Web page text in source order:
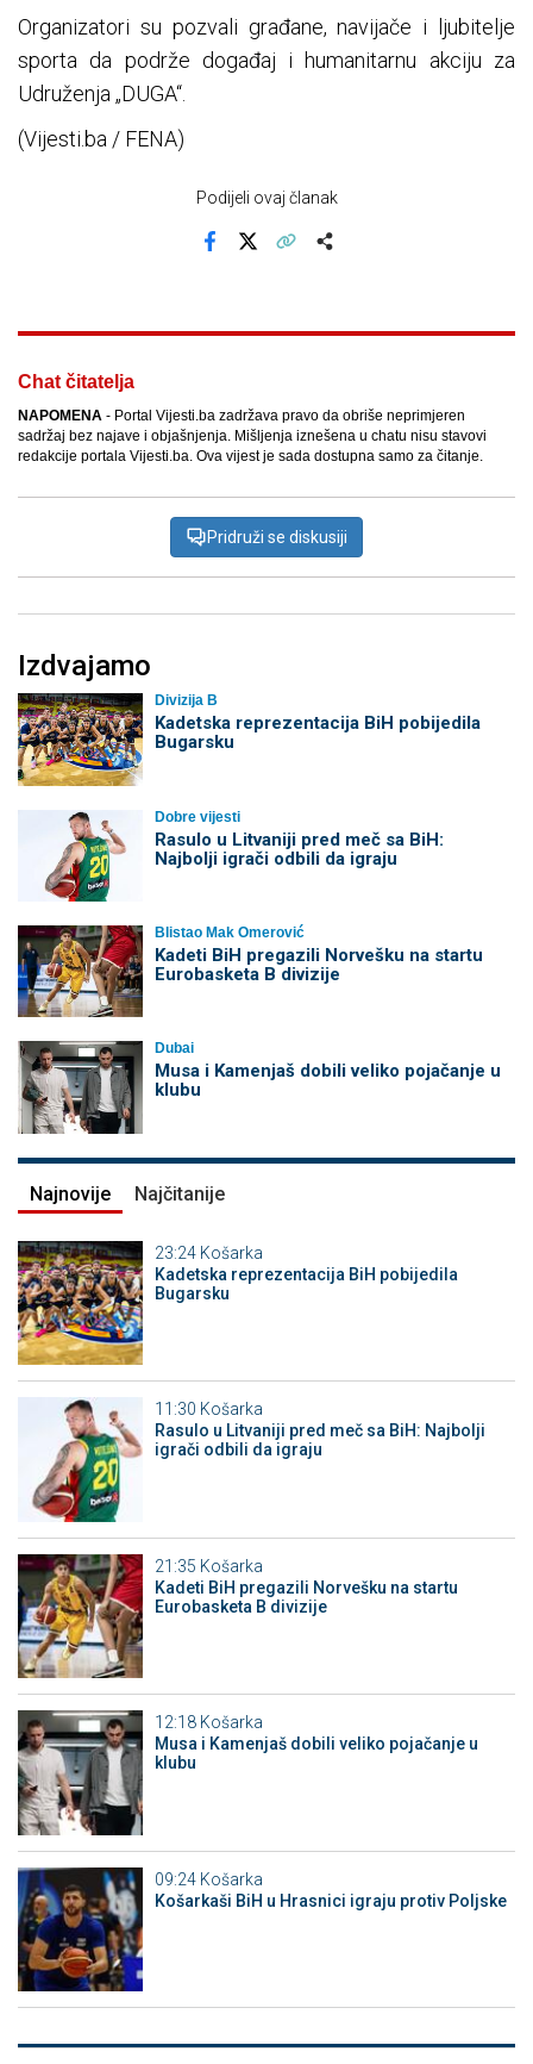
Organizatori su pozvali građane, navijače i ljubitelje
sporta da podrže događaj i humanitarnu akciju za
Udruženja „DUGA“.
(Vijesti.ba / FENA)
Podijeli ovaj članak
Chat čitatelja
NAPOMENA - Portal Vijesti.ba zadržava pravo da obriše neprimjeren
sadržaj bez najave i objašnjenja. Mišljenja iznešena u chatu nisu stavovi
redakcije portala Vijesti.ba. Ova vijest je sada dostupna samo za čitanje.
Pridruži se diskusiji
Izdvajamo
Divizija B
Kadetska reprezentacija BiH pobijedila
Bugarsku
Dobre vijesti
Rasulo u Litvaniji pred meč sa BiH:
Najbolji igrači odbili da igraju
Blistao Mak Omerović
Kadeti BiH pregazili Norvešku na startu
Eurobasketa B divizije
Dubai
Musa i Kamenjaš dobili veliko pojačanje u
klubu
Najnovije Najčitanije
23:24 Košarka
Kadetska reprezentacija BiH pobijedila
Bugarsku
11:30 Košarka
Rasulo u Litvaniji pred meč sa BiH: Najbolji
igrači odbili da igraju
21:35 Košarka
Kadeti BiH pregazili Norvešku na startu
Eurobasketa B divizije
12:18 Košarka
Musa i Kamenjaš dobili veliko pojačanje u
klubu
09:24 Košarka
Košarkaši BiH u Hrasnici igraju protiv Poljske